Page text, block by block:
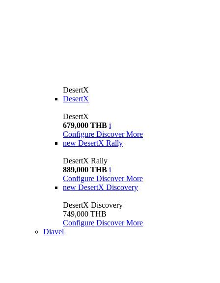
DesertX
DesertX
DesertX
679,000 THB i
Configure Discover More
new DesertX Rally
DesertX Rally
889,000 THB i
Configure Discover More
new DesertX Discovery
DesertX Discovery
749,000 THB
Configure Discover More
Diavel